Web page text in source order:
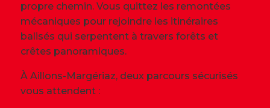
propre chemin. Vous quittez les remontées
mécaniques pour rejoindre les itinéraires
balisés qui serpentent à travers forêts et
crêtes panoramiques.
À Aillons-Margériaz, deux parcours sécurisés
vous attendent :